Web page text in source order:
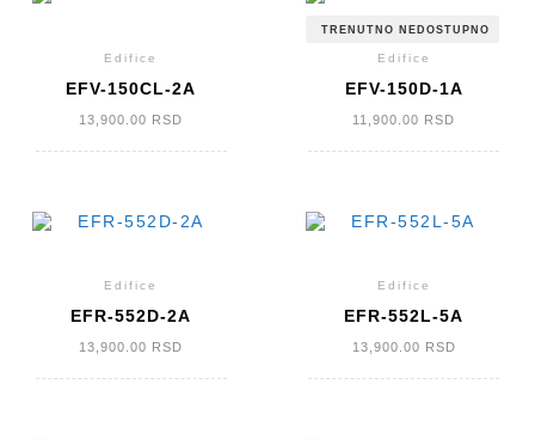
TRENUTNO NEDOSTUPNO
Edifice
EFV-150D-1A
11,900.00 RSD
Edifice
EFV-150CL-2A
13,900.00 RSD
Edifice
EFR-552L-5A
13,900.00 RSD
Edifice
EFR-552D-2A
13,900.00 RSD